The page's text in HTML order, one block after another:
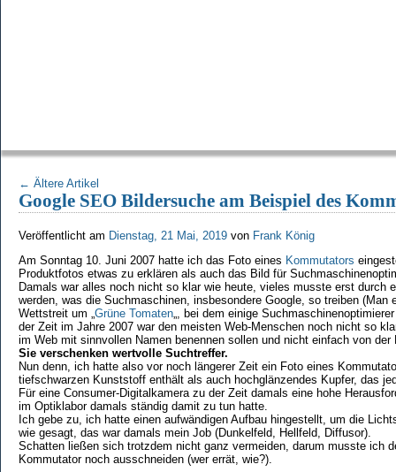
← Ältere Artikel
Google SEO Bildersuche am Beispiel des
Veröffentlicht am Dienstag, 21 Mai, 2019 von Frank König
Am Sonntag 10. Juni 2007 hatte ich das Foto eines Kommutators
Produktfotos etwas zu erklären als auch das Bild für
Damals war alles noch nicht so klar wie heute, vieles musste erst durch
werden, was die Suchmaschinen, insbesondere Google, so treiben (Man
Wettstreit um „Grüne Tomaten„, bei dem einige
der Zeit im Jahre 2007 war den meisten Web-Menschen noch nicht so
im Web mit sinnvollen Namen benennen sollen und nicht einfach von der
Sie verschenken wertvolle Suchtreffer.
Nun denn, ich hatte also vor noch längerer Zeit ein Foto eines
tiefschwarzen Kunststoff enthält als auch hochglänzendes Kupfer, das
Für eine Consumer-Digitalkamera zu der Zeit damals eine hohe
im Optiklabor damals ständig damit zu tun hatte.
Ich gebe zu, ich hatte einen aufwändigen Aufbau hingestellt, um die
wie gesagt, das war damals mein Job (Dunkelfeld, Hellfeld, Diffusor).
Schatten ließen sich trotzdem nicht ganz vermeiden, darum musste ich
Kommutator noch ausschneiden (wer errät, wie?).